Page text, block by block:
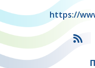
https://